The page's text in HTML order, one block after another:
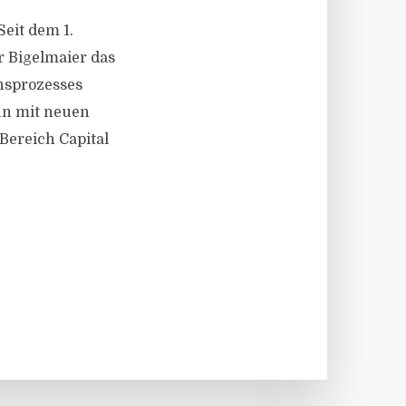
dem 1.
Bigelmaier das
mit neuen
Capital